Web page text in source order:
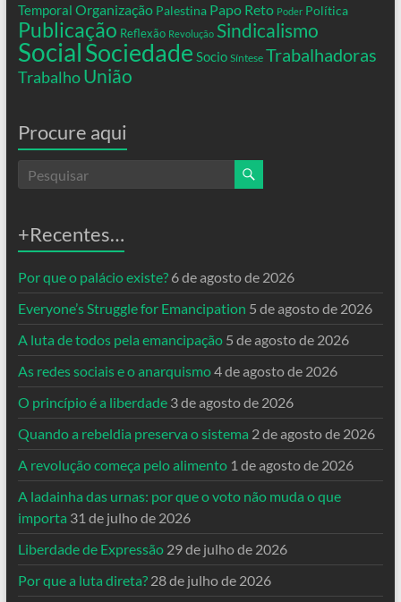
Temporal Organização Palestina Papo Reto Poder Política
Publicação Reflexão Revolução Sindicalismo
SocialSociedade Socio Síntese Trabalhadoras
Trabalho União
Procure aqui
+Recentes…
Por que o palácio existe? 6 de agosto de 2026
Everyone’s Struggle for Emancipation 5 de agosto de 2026
A luta de todos pela emancipação 5 de agosto de 2026
As redes sociais e o anarquismo4 de agosto de 2026
O princípio é a liberdade 3 de agosto de 2026
Quando a rebeldia preserva o sistema 2 de agosto de 2026
A revolução começa pelo alimento 1 de agosto de 2026
A ladainha das urnas: por que o voto não muda o que
importa 31 de julho de 2026
Liberdade de Expressão 29 de julho de 2026
Por que a luta direta? 28 de julho de 2026